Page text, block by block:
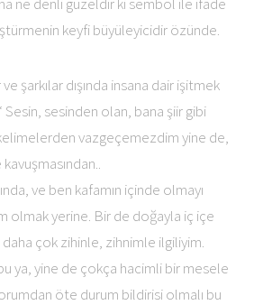
keyfi büyüleyicidir özünde.
şarkılar dışında insana dair işitmek
sesinden olan, bana şiir gibi
vazgeçemezdim yine de,
ve ben kafamın içinde olmayı
olmak yerine. Bir de doğayla iç içe
çok zihinle, zihnimle ilgiliyim.
ya, yine de çokça hacimli bir mesele
öte durum bildirisi olmalı bu